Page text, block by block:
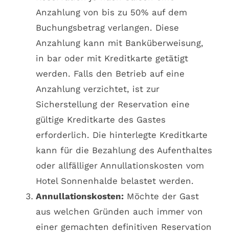
Anzahlung von bis zu 50% auf dem
Buchungsbetrag verlangen. Diese
Anzahlung kann mit Banküberweisung,
in bar oder mit Kreditkarte getätigt
werden. Falls den Betrieb auf eine
Anzahlung verzichtet, ist zur
Sicherstellung der Reservation eine
gültige Kreditkarte des Gastes
erforderlich. Die hinterlegte Kreditkarte
kann für die Bezahlung des Aufenthaltes
oder allfälliger Annullationskosten vom
Hotel Sonnenhalde belastet werden.
Annullationskosten:Möchte der Gast
aus welchen Gründen auch immer von
einer gemachten definitiven Reservation